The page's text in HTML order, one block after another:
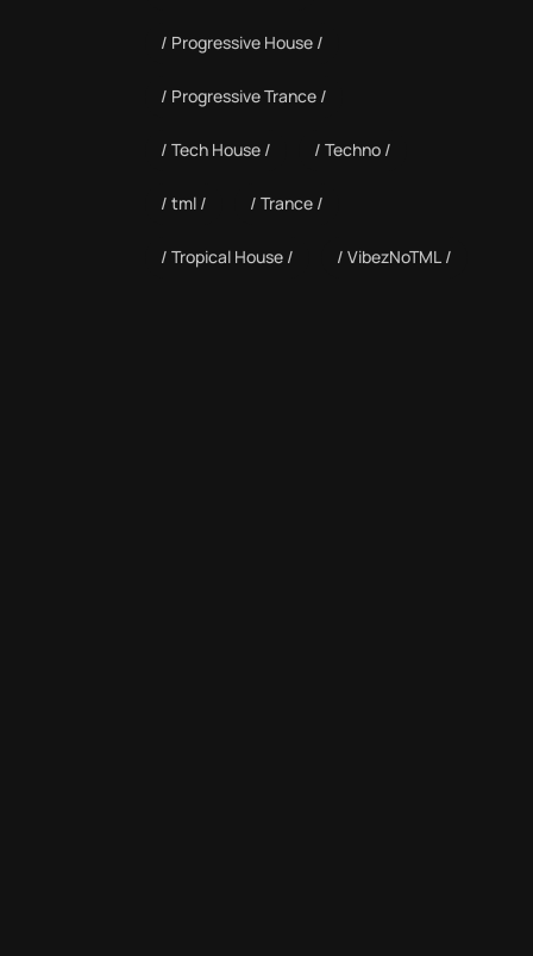
Progressive House
Progressive Trance
Tech House Techno
tml Trance
Tropical House VibezNoTML